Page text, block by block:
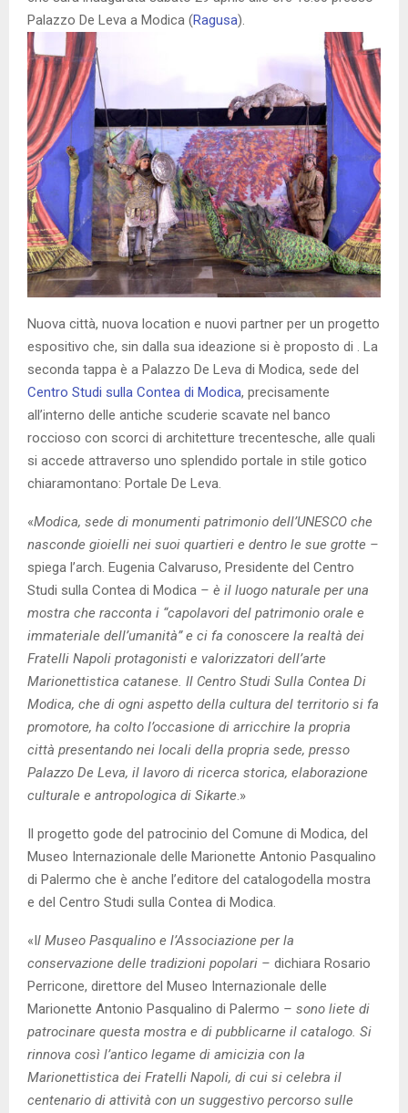
Palazzo De Leva a Modica (Ragusa).
Nuova città, nuova location e nuovi partner per un progetto
espositivo che, sin dalla sua ideazione si è proposto di . La
seconda tappa è a Palazzo De Leva di Modica, sede del
Centro Studi sulla Contea di Modica, precisamente
all’interno delle antiche scuderie scavate nel banco
roccioso con scorci di architetture trecentesche, alle quali
si accede attraverso uno splendido portale in stile gotico
chiaramontano: Portale De Leva.
«Modica, sede di monumenti patrimonio dell’UNESCO che
nasconde gioielli nei suoi quartieri e dentro le sue grotte –
spiega l’arch. Eugenia Calvaruso, Presidente del Centro
Studi sulla Contea di Modica – è il luogo naturale per una
mostra che racconta i “capolavori del patrimonio orale e
immateriale dell’umanità” e ci fa conoscere la realtà dei
Fratelli Napoli protagonisti e valorizzatori dell’arte
Marionettistica catanese. Il Centro Studi Sulla Contea Di
Modica, che di ogni aspetto della cultura del territorio si fa
promotore, ha colto l’occasione di arricchire la propria
città presentando nei locali della propria sede, presso
Palazzo De Leva, il lavoro di ricerca storica, elaborazione
culturale e antropologica di Sikarte.»
Il progetto gode del patrocinio del Comune di Modica, del
Museo Internazionale delle Marionette Antonio Pasqualino
di Palermo che è anche l’editore del catalogodella mostra
e del Centro Studi sulla Contea di Modica.
«Il Museo Pasqualino e l’Associazione per la
conservazione delle tradizioni popolari – dichiara Rosario
Perricone, direttore del Museo Internazionale delle
Marionette Antonio Pasqualino di Palermo – sono liete di
patrocinare questa mostra e di pubblicarne il catalogo. Si
rinnova così l’antico legame di amicizia con la
Marionettistica dei Fratelli Napoli, di cui si celebra il
centenario di attività con un suggestivo percorso sulle